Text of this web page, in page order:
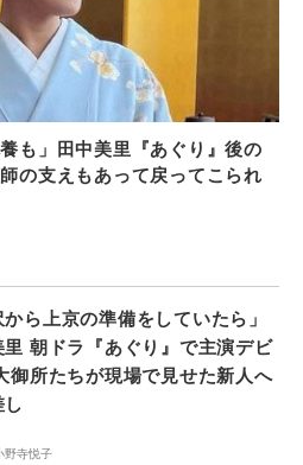
も」田中美里『あぐり』後の
の支えもあって戻ってこられ
から上京の準備をしていたら」
里 朝ドラ『あぐり』で主演デビ
御所たちが現場で見せた新人へ
野寺悦子